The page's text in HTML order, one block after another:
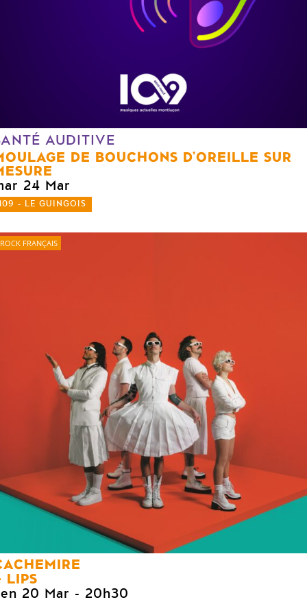
AUDITIVE
DE BOUCHONS D’OREILLE SUR
24 Mar
- LE GUINGOIS
ROCK FRANÇAIS
LIPS
20 Mar - 20h30